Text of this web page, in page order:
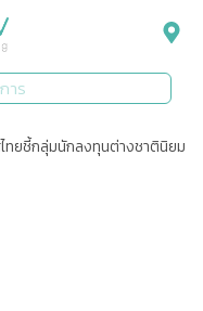
ทยชี้กลุ่มนักลงทุนต่างชาตินิยม